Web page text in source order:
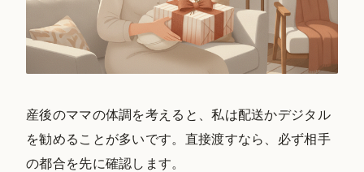
産後のママの体調を考えると、私は配送かデジタル
を勧めることが多いです。直接渡すなら、必ず相手
の都合を先に確認します。